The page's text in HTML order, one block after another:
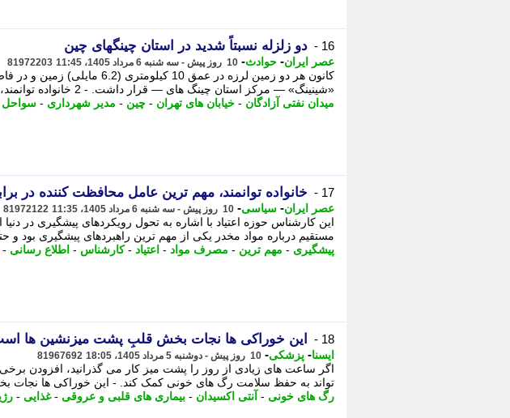
16 - دو زلزله نسبتاً شدید در استان چینگهای چین
عصر ایران- حوادث- 10 روز پیش - سه شنبه 6 مرداد 1405، 11:45 81972203
«شینینگ» — مرکز استان چینگ های — قرار داشت. - 2 خانواده توانمند، مهم ترین عامل محافظت ...
میدان نفتی آزادگان - خیابان های تهران - چین - مدیر شهرداری - سواحل
17 - خانواده توانمند، مهم ترین عامل محافظت کننده در
عصر ایران- سیاسی- 10 روز پیش - سه شنبه 6 مرداد 1405، 11:35 81972122
این کارشناس حوزه اعتیاد با اشاره به تحول رویکردهای پیشگیری در
مستقیم درباره مواد مخدر یکی از مهم ترین راهبردهای پیشگیری بود و
پیشگیری - مهم ترین - مصرف مواد - اعتیاد -کارشناس - اطلاع رسانی -
18 - این خوراکی ها نجات بخش قلبِ پشت میزنشین ها
ایسنا- پزشکی- 10 روز پیش - دوشنبه 5 مرداد 1405، 18:05 81967692
اگر ساعت های زیادی از روز را پشت میز کار می گذرانید، افزودن
تواند به حفظ سلامت رگ های خونی کمک کند. - این خوراکی ها نجات
رگ های خونی - آنتی اکسیدان - بیماری های قلبی و عروقی -غذایی -